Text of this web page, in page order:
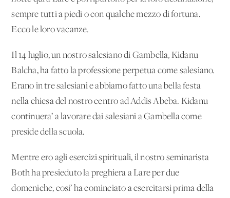
sempre tutti a piedi o con qualche mezzo di fortuna.
Ecco le loro vacanze.
Il 14 luglio, un nostro salesiano di Gambella, Kidanu
Balcha, ha fatto la professione perpetua come salesiano.
Erano in tre salesiani e abbiamo fatto una bella festa
nella chiesa del nostro centro ad Addis Abeba. Kidanu
continuera’ a lavorare dai salesiani a Gambella come
preside della scuola.
Mentre ero agli esercizi spirituali, il nostro seminarista
Both ha presieduto la preghiera a Lare per due
domeniche, cosi’ ha cominciato a esercitarsi prima della